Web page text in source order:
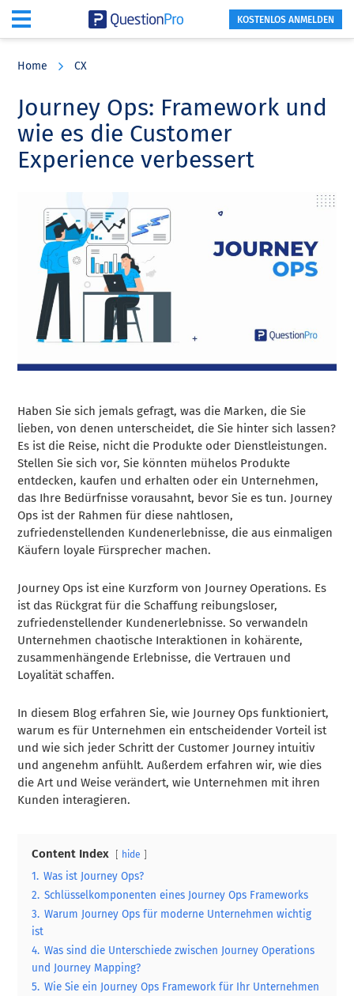
content
sidebar
KOSTENLOS ANMELDEN
Home CX
Journey Ops: Framework und
wie es die Customer
Experience verbessert
Haben Sie sich jemals gefragt, was die Marken, die Sie
lieben, von denen unterscheidet, die Sie hinter sich lassen?
Es ist die Reise, nicht die Produkte oder Dienstleistungen.
Stellen Sie sich vor, Sie könnten mühelos Produkte
entdecken, kaufen und erhalten oder ein Unternehmen,
das Ihre Bedürfnisse vorausahnt, bevor Sie es tun. Journey
Ops ist der Rahmen für diese nahtlosen,
zufriedenstellenden Kundenerlebnisse, die aus einmaligen
Käufern loyale Fürsprecher machen.
Journey Ops ist eine Kurzform von Journey Operations. Es
ist das Rückgrat für die Schaffung reibungsloser,
zufriedenstellender Kundenerlebnisse. So verwandeln
Unternehmen chaotische Interaktionen in kohärente,
zusammenhängende Erlebnisse, die Vertrauen und
Loyalität schaffen.
In diesem Blog erfahren Sie, wie Journey Ops funktioniert,
warum es für Unternehmen ein entscheidender Vorteil ist
und wie sich jeder Schritt der Customer Journey intuitiv
und angenehm anfühlt. Außerdem erfahren wir, wie dies
die Art und Weise verändert, wie Unternehmen mit ihren
Kunden interagieren.
Content Index hide
1. Was ist Journey Ops?
2. Schlüsselkomponenten eines Journey Ops Frameworks
3. Warum Journey Ops für moderne Unternehmen wichtig
ist
4. Was sind die Unterschiede zwischen Journey Operations
und Journey Mapping?
5. Wie Sie ein Journey Ops Framework für Ihr Unternehmen